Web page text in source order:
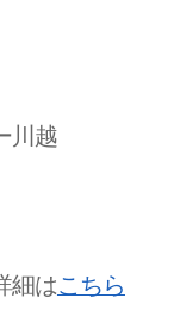
川越
細はこちら